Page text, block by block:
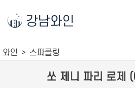
강남와인
와인 스파클링
쏘 제니 파리 로제